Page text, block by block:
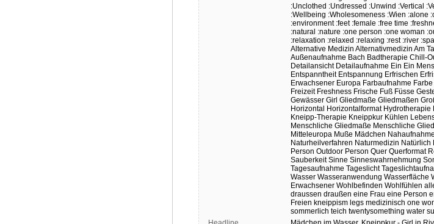
:Unclothed :Undressed :Unwind :Vertical
:Wellbeing :Wholesomeness :Wien :alone
:environment :feet :female :free time
:natural :nature :one person :one woman
:relaxation :relaxed :relaxing :rest :river
Alternative Medizin Alternativmedizin Am
Außenaufnahme Bach Badtherapie Chill-
Detailansicht Detailaufnahme Ein Ein
Entspanntheit Entspannung Erfrischen
Erwachsener Europa Farbaufnahme Farbe
Freizeit Freshness Frische Fuß Füsse
Gewässer Girl Gliedmaße Gliedmaßen
Horizontal Horizontalformat Hydrotherapie
Kneipp-Therapie Kneippkur Kühlen
Menschliche Gliedmaße Menschliche
Mitteleuropa Muße Mädchen Nahaufnahme
Naturheilverfahren Naturmedizin Natürlich
Person Outdoor Person Quer Querformat
Sauberkeit Sinne Sinneswahrnehmung
Tagesaufnahme Tageslicht
Wasser Wasseranwendung Wasserfläche
Erwachsener Wohlbefinden Wohlfühlen
draussen draußen eine Frau eine Person
Freien kneippism legs medizinisch one
sommerlich teich twentysomething water